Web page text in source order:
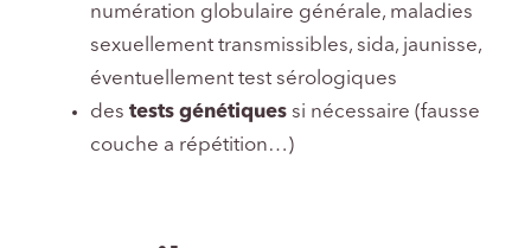
numération globulaire générale, maladies
sexuellement transmissibles, sida, jaunisse,
éventuellement test sérologiques
des tests génétiquessi nécessaire (fausse
couche a répétition…)